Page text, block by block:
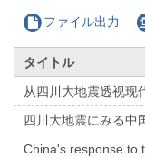
ファイル出力
タイトル
从四川大地震透视现
四川大地震にみる中
China's response to